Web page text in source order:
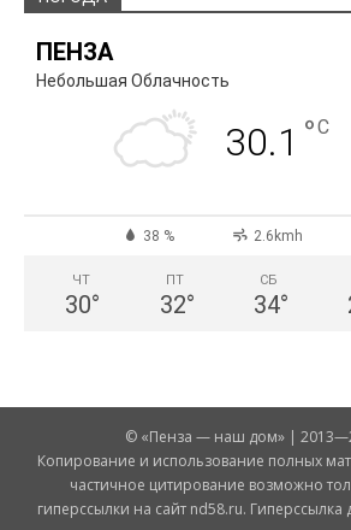
ПЕНЗА
Небольшая Облачность
30.1 °C
38 % 2.6kmh
ЧТ
30°
ПТ
32°
СБ
34°
© «Пенза — наш дом» |
Копирование и использование полных
частичное цитирование возможно
гиперссылки на сайт nd58.ru.